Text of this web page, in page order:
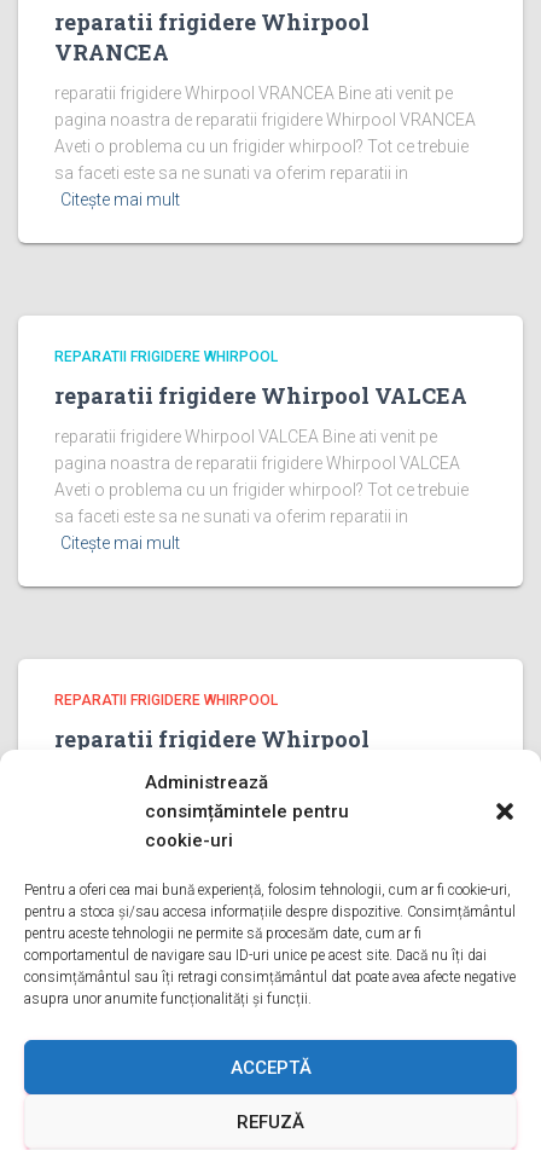
Administrează
consimțămintele pentru
cookie-uri
Pentru a oferi cea mai bună experiență, folosim tehnologii, cum ar fi cookie-uri,
pentru a stoca și/sau accesa informațiile despre dispozitive. Consimțământul
pentru aceste tehnologii ne permite să procesăm date, cum ar fi
comportamentul de navigare sau ID-uri unice pe acest site. Dacă nu îți dai
consimțământul sau îți retragi consimțământul dat poate avea afecte negative
asupra unor anumite funcționalități și funcții.
ACCEPTĂ
REFUZĂ
reparatii frigidere Whirpool
VRANCEA
reparatii frigidere Whirpool VRANCEA Bine ati venit pe
pagina noastra de reparatii frigidere Whirpool VRANCEA
Aveti o problema cu un frigider whirpool? Tot ce trebuie
sa faceti este sa ne sunati va oferim reparatii in
Citește mai mult
REPARATII FRIGIDERE WHIRPOOL
reparatii frigidere Whirpool VALCEA
reparatii frigidere Whirpool VALCEA Bine ati venit pe
pagina noastra de reparatii frigidere Whirpool VALCEA
Aveti o problema cu un frigider whirpool? Tot ce trebuie
sa faceti este sa ne sunati va oferim reparatii in
Citește mai mult
REPARATII FRIGIDERE WHIRPOOL
reparatii frigidere Whirpool
PRAHOVA
reparatii frigidere Whirpool PRAHOVA Bine ati venit pe
pagina noastra de reparatii frigidere Whirpool PRAHOVA
sa faceti este sa ne sunati va oferim reparatii in
Citește mai mult
DESPRE NOI SERVICII
GDPR TERMENI ȘI CONDIȚII